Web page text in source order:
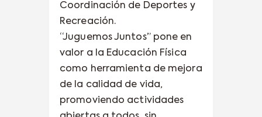
Coordinación de Deportes y
Recreación.
“Juguemos Juntos” pone en
valor a la Educación Física
como herramienta de mejora
de la calidad de vida,
promoviendo actividades